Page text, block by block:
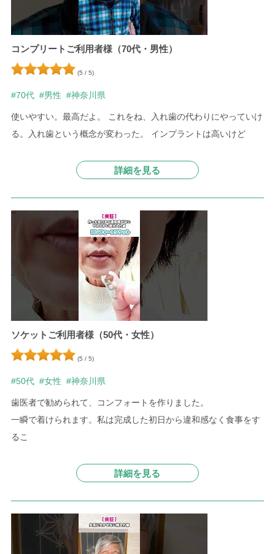
コンプリートご利用者様（70代・男性）
(5 / 5)
#70代 #男性 #神奈川県
使いやすい。最高だよ。 これをね、入れ歯の代わりにやっていけ
る。入れ歯という概念が変わった。 インプラントは高いけど
詳細を見る
ソケットご利用者様（50代・女性）
(5 / 5)
#50代 #女性 #神奈川県
歯医者で勧められて、コンフォートを作りました。
一瞬で着けられます。私は完成した初日から違和感なく食事をす
るこ
詳細を見る